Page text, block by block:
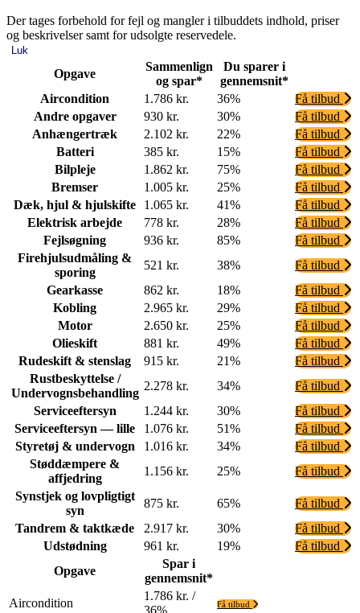
Der tages forbehold for fejl og mangler i tilbuddets indhold, priser
og beskrivelser samt for udsolgte reservedele.
Luk
Opgave
Sammenlign
og spar*
Du sparer i
gennemsnit*
Aircondition
1.786 kr. 36%
Få tilbud
Andre opgaver
930 kr. 30%
Få tilbud
Anhængertræk
2.102 kr. 22%
Få tilbud
Batteri
385 kr. 15%
Få tilbud
Bilpleje
1.862 kr. 75%
Få tilbud
Bremser
1.005 kr. 25%
Få tilbud
Dæk, hjul & hjulskifte
1.065 kr. 41%
Få tilbud
Elektrisk arbejde
778 kr. 28%
Få tilbud
Fejlsøgning
936 kr. 85%
Få tilbud
Firehjulsudmåling &
sporing
521 kr. 38%
Få tilbud
Gearkasse
862 kr. 18%
Få tilbud
Kobling
2.965 kr. 29%
Få tilbud
Motor
2.650 kr. 25%
Få tilbud
Olieskift
881 kr. 49%
Få tilbud
Rudeskift & stenslag
915 kr. 21%
Få tilbud
Rustbeskyttelse /
Undervognsbehandling
2.278 kr. 34%
Få tilbud
Serviceeftersyn
1.244 kr. 30%
Få tilbud
Serviceeftersyn — lille
1.076 kr. 51%
Få tilbud
Styretøj & undervogn
1.016 kr. 34%
Få tilbud
Støddæmpere &
affjedring
1.156 kr. 25%
Få tilbud
Synstjek og lovpligtigt
syn
875 kr. 65%
Få tilbud
Tandrem & taktkæde
2.917 kr. 30%
Få tilbud
Udstødning
961 kr. 19%
Få tilbud
Opgave
Spar i
gennemsnit*
Aircondition
1.786 kr. /
Få tilbud